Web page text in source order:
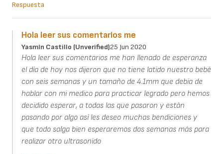
Respuesta
Hola leer sus comentarios me
Yasmín Castillo (unverified)25 Jun 2020
Hola leer sus comentarios me han llenado de esperanza
el día de hoy nos dijeron que no tiene latido nuestro bebé
con seis semanas y un tamaño de 4.1mm que debia de
hablar con mi medico para practicar legrado pero hemos
decidido esperar, a todas las que pasaron y están
pasando por algo así les deseo muchas bendiciones y
que todo salga bien esperaremos dos semanas más para
realizar otro ultrasonido